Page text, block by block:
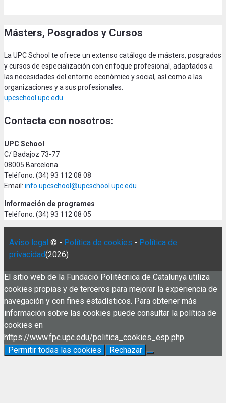
Másters, Posgrados y Cursos
La UPC School te ofrece un extenso catálogo de másters, posgrados
y cursos de especialización con enfoque profesional, adaptados a
las necesidades del entorno económico y social, así como a las
organizaciones y a sus profesionales.
upcschool.upc.edu
Contacta con nosotros:
UPC School
C/ Badajoz 73-77
08005 Barcelona
Teléfono: (34) 93 112 08 08
Email: info.upcschool@upcschool.upc.edu
Información de programes
Teléfono: (34) 93 112 08 05
Aviso legal © - Política de cookies - Política de
privacidad(2026)
El sitio web de la Fundació Politècnica de Catalunya utiliza
cookies propias y de terceros para mejorar la experiencia de
navegación y con fines estadísticos. Para obtener más
información sobre las cookies puede consultar la política de
cookies en
https://www.fpc.upc.edu/politica_cookies_esp.php
Permitir todas las cookies
Rechazar